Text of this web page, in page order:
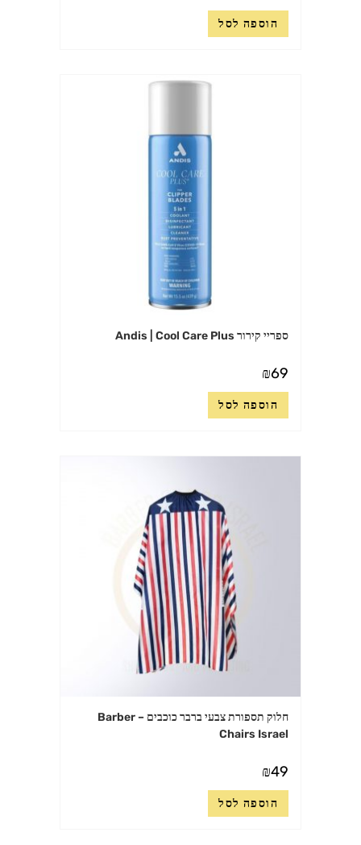
הוספה לסל
ספריי קירור Andis | Cool Care Plus
₪69
הוספה לסל
חלוק תספורת צבעי ברבר כוכבים – Barber
Chairs Israel
₪49
הוספה לסל